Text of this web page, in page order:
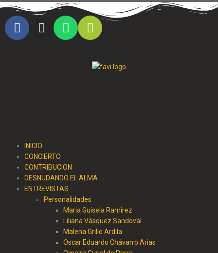
INICIO
CONCIERTO
CONTRIBUCION
DESNUDANDO EL ALMA
ENTREVISTAS
Personalidades
Maria Guisela Ramirez
Liliana Vásquez Sandoval
Malena Grillo Ardila
Oscar Eduardo Chávarro Arias